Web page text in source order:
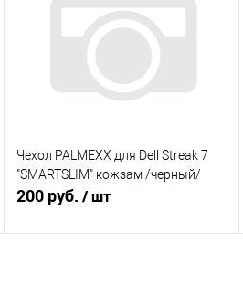
В избранное
Чехол PALMEXX для Dell Streak 7
"SMARTSLIM" кожзам /черный/
200 руб. / шт